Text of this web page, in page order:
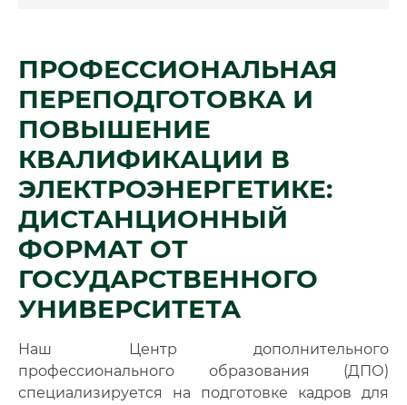
🔍 Нажмите на документ для увеличения и просмотра
ПРОФЕССИОНАЛЬНАЯ
ПЕРЕПОДГОТОВКА И
ПОВЫШЕНИЕ
КВАЛИФИКАЦИИ В
ЭЛЕКТРОЭНЕРГЕТИКЕ:
ДИСТАНЦИОННЫЙ
ФОРМАТ ОТ
ГОСУДАРСТВЕННОГО
УНИВЕРСИТЕТА
Наш Центр дополнительного
профессионального образования (ДПО)
специализируется на подготовке кадров для